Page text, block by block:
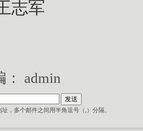
军
admin
，多个邮件之间用半角逗号（,）分隔。